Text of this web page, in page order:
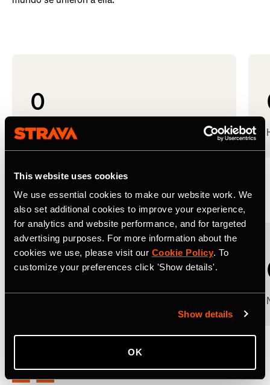
This website uses cookies
We use essential cookies to make our website work. We
also set additional cookies to improve your experience,
for analytics and website performance, and for targeted
advertising purposes. For more information about the
cookies we use, please visit our Cookie Policy. To
customize your preferences click 'Show details'.
Show details
OK
0
Actividades cargadas
Resultados reales de ventas
0